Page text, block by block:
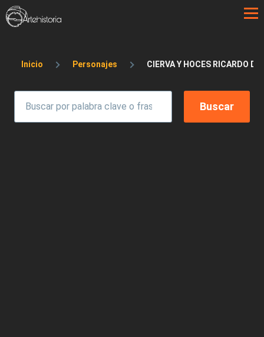
Pasar al contenido principal
Sobrescribir enlaces de ayuda a la
Inicio Personajes CIERVA Y HOCES RICARDO DE